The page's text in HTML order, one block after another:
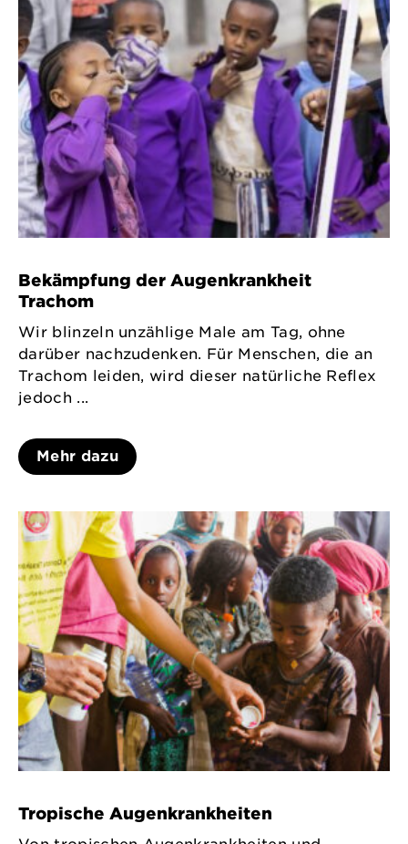
Bekämpfung der Augenkrankheit
Trachom
Wir blinzeln unzählige Male am Tag, ohne
darüber nachzudenken. Für Menschen, die an
Trachom leiden, wird dieser natürliche Reflex
jedoch ...
Mehr dazu
Tropische Augenkrankheiten